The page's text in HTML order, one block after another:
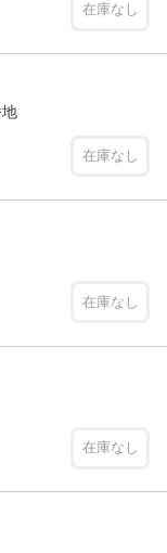
在庫なし
在庫なし
在庫なし
在庫なし